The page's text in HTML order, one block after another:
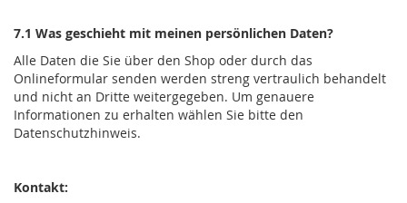
7.1 Was geschieht mit meinen persönlichen Daten?
Alle Daten die Sie über den Shop oder durch das
Onlineformular senden werden streng vertraulich behandelt
und nicht an Dritte weitergegeben. Um genauere
Informationen zu erhalten wählen Sie bitte den
Datenschutzhinweis.
Kontakt: